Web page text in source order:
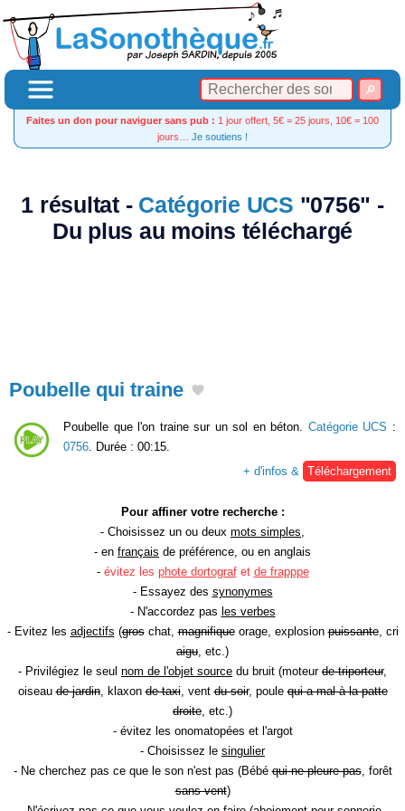
Faites un don pour naviguer sans pub : 1 jour offert, 5€ = 25 jours, 10€ = 100
jours… Je soutiens !
1 résultat - Catégorie UCS "0756" -
Du plus au moins téléchargé
Poubelle qui traine
Poubelle que l'on traine sur un sol en béton. Catégorie UCS :
0756 . Durée : 00:15.
+ d'infos &
Téléchargement
Pour affiner votre recherche :
- Choisissez un ou deux mots simples
- en français de préférence, ou en anglais
- évitez les phote dortografet de frapppe
- Essayez des synonymes
- N'accordez pas les verbes
- Evitez les adjectifs (groschat,magnifiqueorage, explosionpuissante, cri
aigu , etc.)
- Privilégiez le seul nom de l'objet source du bruit (moteur de triporteur,
oiseaude jardin, klaxonde taxi, ventdu soir, poulequi a mal à la patte
droite , etc.)
- évitez les onomatopées et l'argot
- Choisissez le singulier
- Ne cherchez pas ce que le son n'est pas (Bébéqui ne pleure pas, forêt
sans vent)